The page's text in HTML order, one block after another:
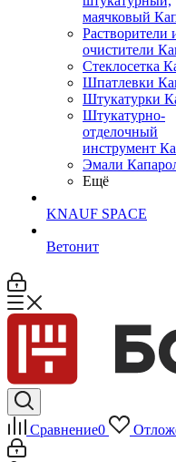
маячковый
Растворители
очистители
Cтеклосетка
Шпатлевки
Штукатурки
Штукатурно-
отделочный
инструмент
Эмали
Ещё
KNAUF SPACE
Ветонит
Сравнение0